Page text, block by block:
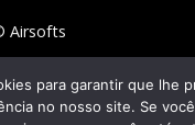
Airsofts
para garantir que lhe
no nosso site. Se